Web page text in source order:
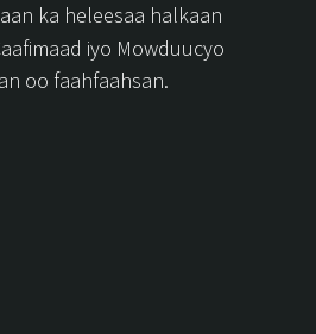
ka heleesaa halkaan
iyo Mowduucyo
oo faahfaahsan.